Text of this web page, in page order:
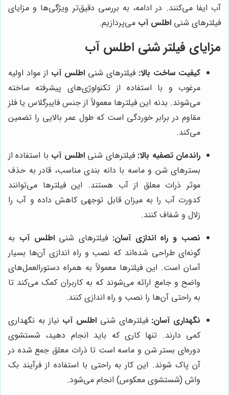
آب ایفا می‌کنند. در ادامه، به بررسی دقیق‌تر ویژگی‌ها و مزایای
فیلترهای شنی اطلس آب می‌پردازیم.
مزایای فیلتر شنی اطلس آب
کیفیت ساخت بالا: فیلترهای شنی اطلس آب از مواد اولیه
مرغوب و با استفاده از تکنولوژی‌های پیشرفته ساخته
می‌شوند. بدنه این فیلترها معمولاً از جنس فایبرگلاس یا فلز
مقاوم در برابر خوردگی است که طول عمر بالایی را تضمین
می‌کند.
راندمان تصفیه بالا: فیلترهای شنیاطلس آب با استفاده از
بسترهای شن و ماسه با دانه بندی مناسب، قادر به حذف
موثر ذرات معلق از آب هستند. این فیلترها می‌توانند
کدورت آب را به میزان قابل توجهی کاهش داده و آب را
زلال و شفاف کنند.
نصب و راه اندازی آسان: فیلترهای شنیاطلس آب به
گونه‌ای طراحی شده‌اند که نصب و راه اندازی آن‌ها بسیار
آسان است. این فیلترها معمولاً به همراه دستورالعمل‌های
واضح و جامع ارائه می‌شوند که به کاربران کمک می‌کند تا
به راحتی آن‌ها را نصب و راه اندازی کنند.
نگهداری آسان: فیلترهای شنی اطلس آب نیاز به نگهداری
کمی دارند. تنها کاری که باید انجام دهید، شستشوی
دوره‌ای بستر شن و ماسه است تا ذرات معلق جمع شده در
آن پاک شوند. این کار به راحتی با استفاده از فرآیند بک
واش (شستشوی معکوس) انجام می‌شود.